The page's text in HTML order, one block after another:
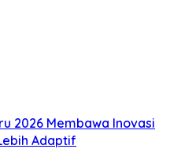
2026 Membawa Inovasi
Adaptif